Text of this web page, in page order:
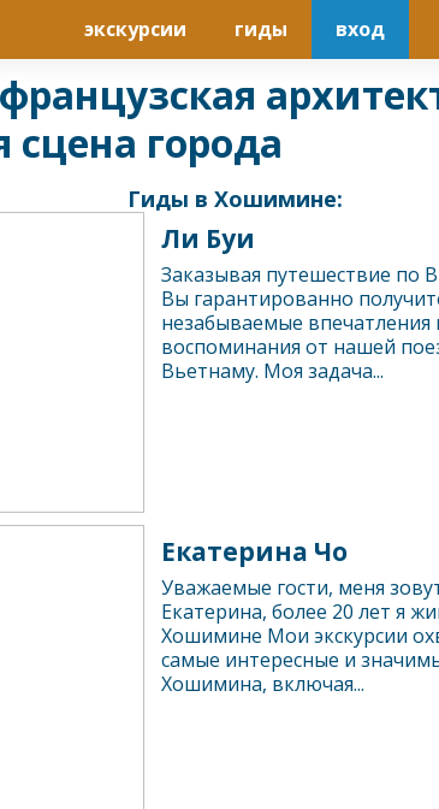
экскурсии гиды вход
сцена города
Гиды в Хошимине:
Ли Буи
Заказывая путешествие по
Вы гарантированно
незабываемые впечатления
воспоминания от нашей
Вьетнаму. Моя задача...
Екатерина Чо
Уважаемые гости, меня
Екатерина, более 20 лет я
Хошимине Мои экскурсии
самые интересные и
Хошимина, включая...